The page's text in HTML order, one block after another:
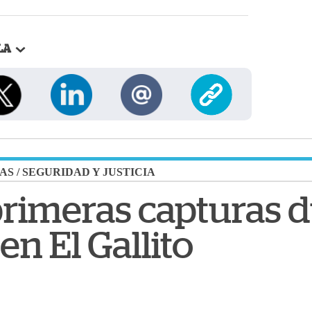
/SEGURIDAD Y JUSTICIA
capturas
El Gallito